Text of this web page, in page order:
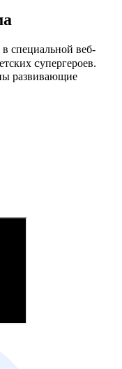
специальной веб-
cупергероев.
развивающие